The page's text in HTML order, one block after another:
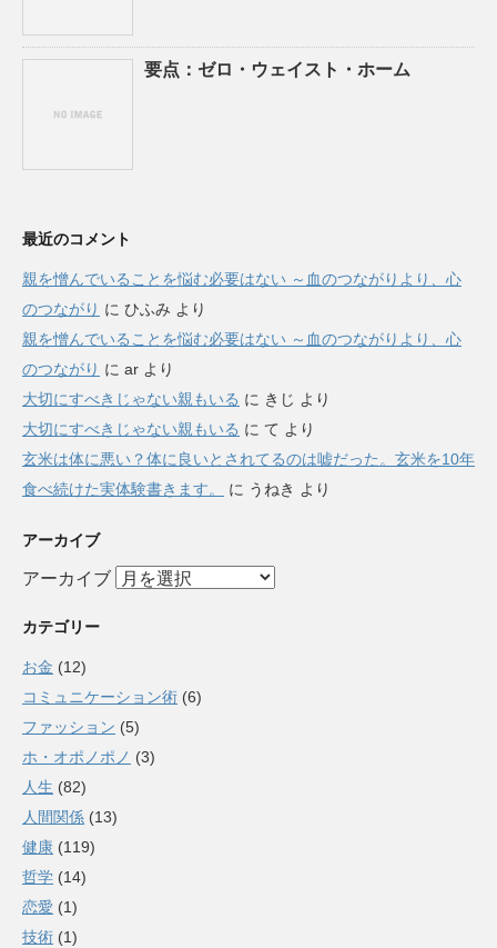
要点：ゼロ・ウェイスト・ホーム
最近のコメント
親を憎んでいることを悩む必要はない ～血のつながりより、心
のつながり に ひふみ より
親を憎んでいることを悩む必要はない ～血のつながりより、心
のつながり に ar より
大切にすべきじゃない親もいる に きじ より
大切にすべきじゃない親もいる に て より
玄米は体に悪い？体に良いとされてるのは嘘だった。玄米を10年
食べ続けた実体験書きます。
に うねき より
アーカイブ
アーカイブ
カテゴリー
お金 (12)
コミュニケーション術 (6)
ファッション (5)
ホ・オポノポノ (3)
人生 (82)
人間関係 (13)
健康 (119)
哲学 (14)
恋愛 (1)
技術 (1)